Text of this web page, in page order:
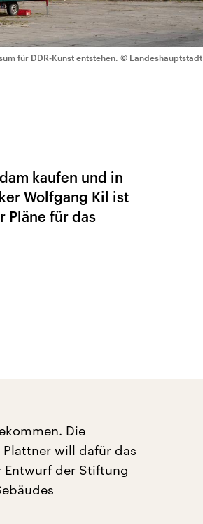
für DDR-Kunst entstehen. © Landeshauptstadt
kaufen und in
Wolfgang Kil ist
Pläne für das
Die
will dafür das
Entwurf der Stiftung